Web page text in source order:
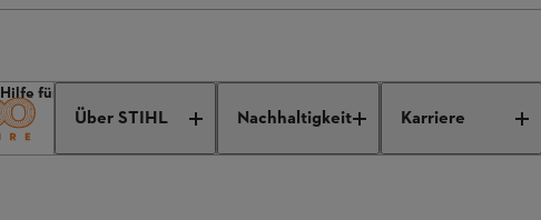
Über STIHL Nachhaltigkeit Karriere
Hilfe für Hochwasseropfer